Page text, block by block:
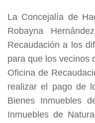
La Concejalía de
Robayna
Recaudación a los
para que los vecinos
Oficina de
realizar el pago de
Bienes Inmuebles
Inmuebles de